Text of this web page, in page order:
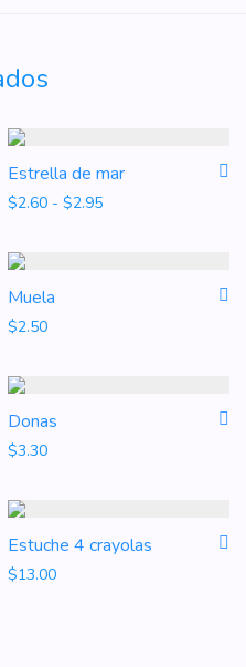
desde $34.99 hasta $69.07
Estrella de mar
$2.60 - $2.95Rango de precios:
Muela
$2.50
$3.00 hasta $3.35
Donas
$3.30
Estuche 4 crayolas
$13.00